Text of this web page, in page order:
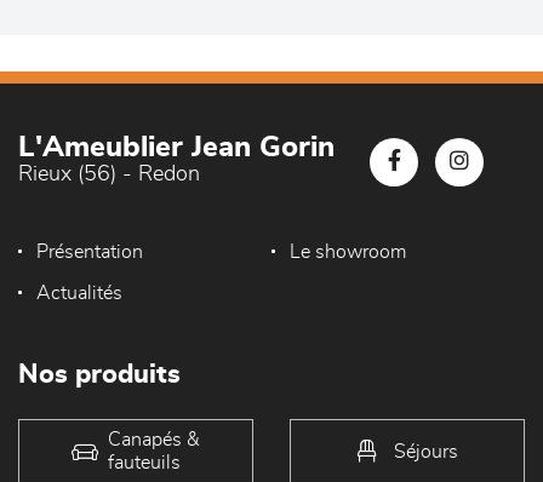
L'Ameublier Jean Gorin
Rieux (56) - Redon
Présentation Le showroom
Actualités
Nos produits
Canapés &
fauteuils
Séjours